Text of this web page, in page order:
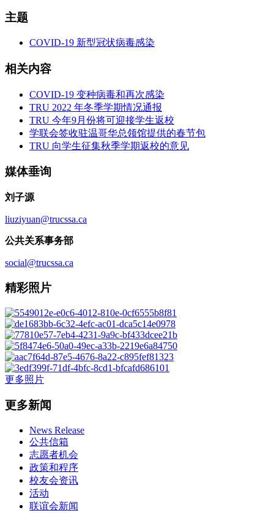
主题
COVID-19 新型冠状病毒感染
相关内容
COVID-19 变种病毒和再次感染
TRU 2022 年冬季学期情况通报
TRU 今年9月份将可迎接学生返校
学联会签收驻温哥华总领馆提供的春节包
TRU 向学生征集秋季学期返校的意见
媒体垂询
刘子源
liuziyuan@trucssa.ca
公共关系事务部
social@trucssa.ca
精彩照片
更多照片
更多新闻
News Release
公共信箱
志愿者机会
政策和程序
校友会资讯
活动
联谊会新闻